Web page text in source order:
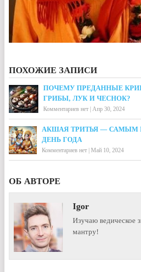
ПОХОЖИЕ ЗАПИСИ
ПОЧЕМУ ПРЕДАННЫЕ
ГРИБЫ, ЛУК И ЧЕСНОК?
Комментариев нет| Апр 30, 2024
АКШАЯ ТРИТЬЯ — САМЫМ
ДЕНЬ ГОДА
Комментариев нет| Май 10, 2024
ОБ АВТОРЕ
Igor
Изучаю ведическое
мантру!